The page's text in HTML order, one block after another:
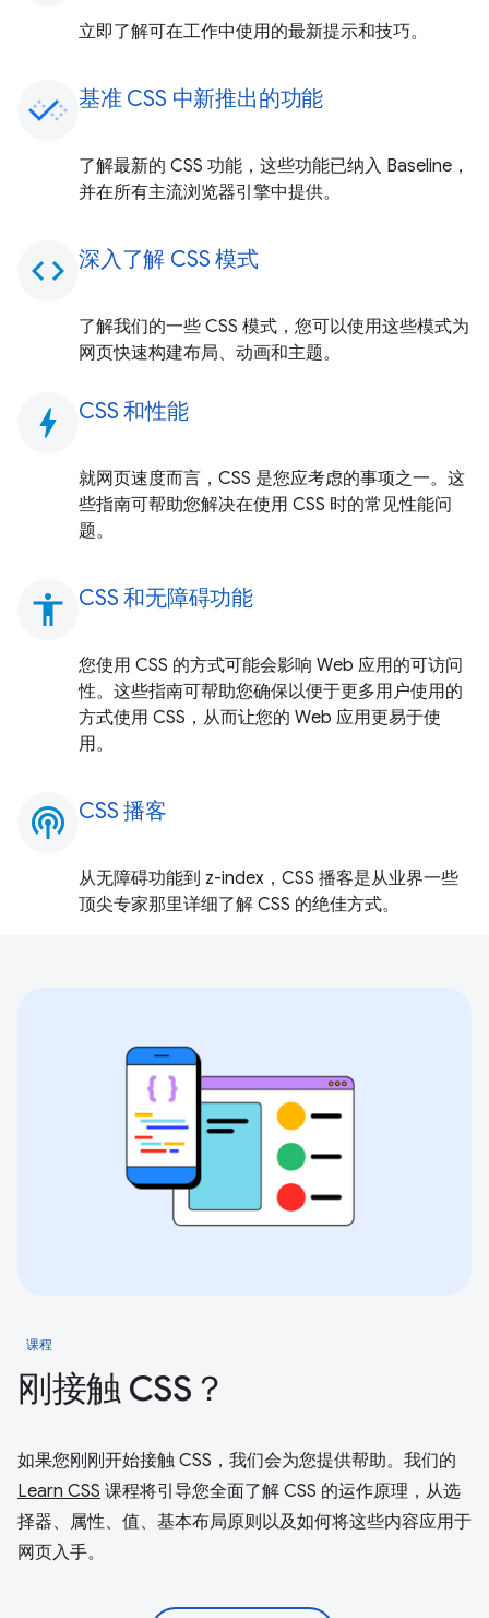
立即了解可在工作中使用的最新提示和技巧。
基准 CSS 中新推出的功能
了解最新的 CSS 功能，这些功能已纳入 Baseline，
并在所有主流浏览器引擎中提供。
code 深入了解 CSS 模式
了解我们的一些 CSS 模式，您可以使用这些模式为
网页快速构建布局、动画和主题。
bolt CSS 和性能
就网页速度而言，CSS 是您应考虑的事项之一。这
些指南可帮助您解决在使用 CSS 时的常见性能问
题。
accessibility CSS 和无障碍功能
您使用 CSS 的方式可能会影响 Web 应用的可访问
性。这些指南可帮助您确保以便于更多用户使用的
方式使用 CSS，从而让您的 Web 应用更易于使
用。
podcasts CSS 播客
从无障碍功能到 z-index，CSS 播客是从业界一些
顶尖专家那里详细了解 CSS 的绝佳方式。
课程
刚接触 CSS？
如果您刚刚开始接触 CSS，我们会为您提供帮助。我们的
Learn CSS 课程将引导您全面了解 CSS 的运作原理，从选
择器、属性、值、基本布局原则以及如何将这些内容应用于
网页入手。